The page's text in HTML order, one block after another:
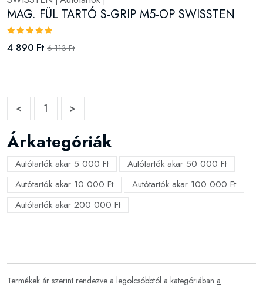
MAG. FÜL TARTÓ S-GRIP M5-OP SWISSTEN
4 890 Ft 6 113 Ft
< 1 >
Árkategóriák
Autótartók akar 5 000 Ft
Autótartók akar 50 000 Ft
Autótartók akar 10 000 Ft
Autótartók akar 100 000 Ft
Autótartók akar 200 000 Ft
Termékek ár szerint rendezve a legolcsóbbtól a kategóriában a